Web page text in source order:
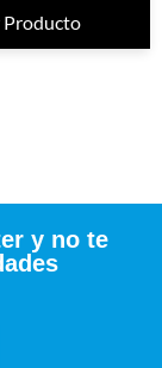
Producto
y no te